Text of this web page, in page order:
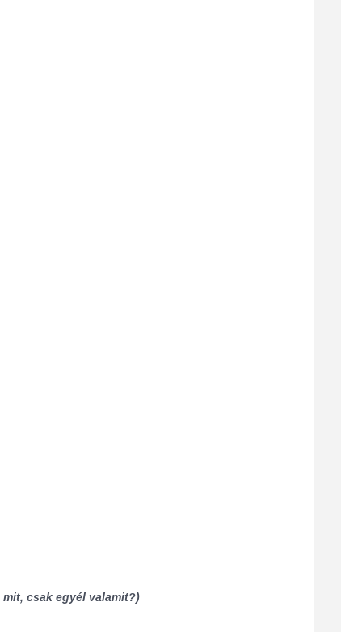
mit, csak egyél valamit?)